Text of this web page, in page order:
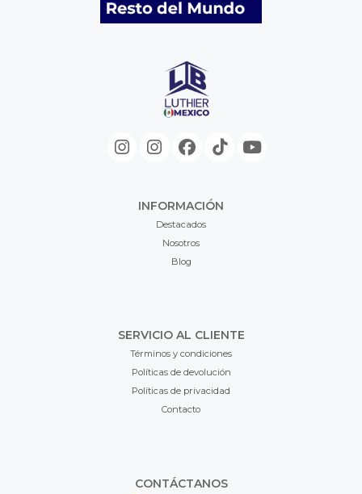
INFORMACIÓN
Destacados
Nosotros
Blog
SERVICIO AL CLIENTE
Términos y condiciones
Políticas de devolución
Políticas de privacidad
Contacto
CONTÁCTANOS